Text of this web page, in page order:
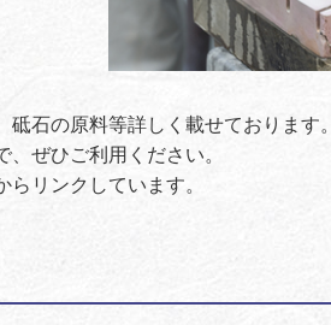
石の原料等詳しく載せております。
ぜひご利用ください。
リンクしています。